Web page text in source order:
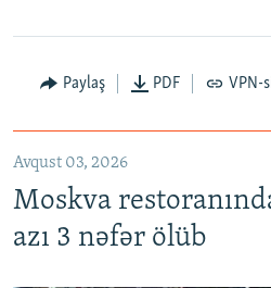
Paylaş PDF VPN-
Avqust 03, 2026
Moskva
azı 3 nəfər ölüb